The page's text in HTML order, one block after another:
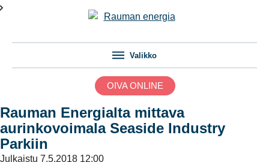
Valikko
OIVA ONLINE
Rauman Energialta mittava
aurinkovoimala Seaside Industry
Parkiin
Julkaistu 7.5.2018 12:00